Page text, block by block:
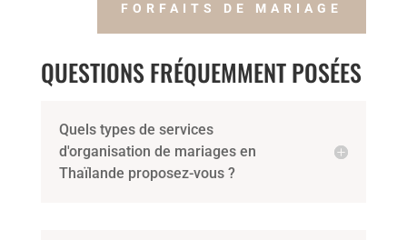
FORFAITS DE MARIAGE
QUESTIONS FRÉQUEMMENT POSÉES
Quels types de services
d'organisation de mariages en
Thaïlande proposez-vous ?